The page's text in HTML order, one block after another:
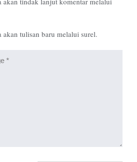
akan tulisan baru melalui surel.